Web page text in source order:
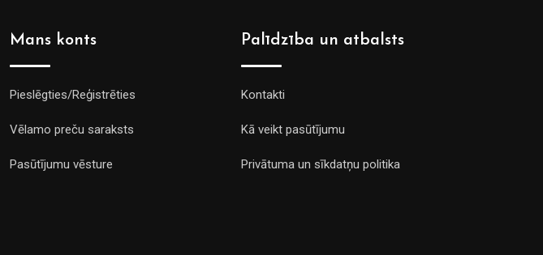
Mans konts
Pieslēgties/Reģistrēties
Vēlamo preču saraksts
Pasūtījumu vēsture
Palīdzība un atbalsts
Kontakti
Kā veikt pasūtījumu
Privātuma un sīkdatņu politika